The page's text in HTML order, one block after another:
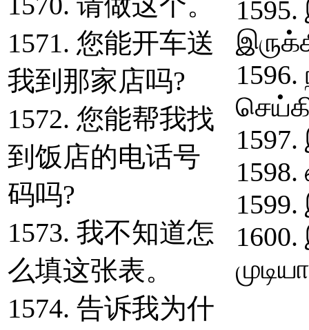
1571. 您能开车送
我到那家店吗?
1572. 您能帮我找
到饭店的电话号
码吗?
1573. 我不知道怎
么填这张表。
1574. 告诉我为什